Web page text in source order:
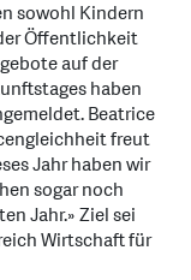
sowohl Kindern
Öffentlichkeit
auf der
haben
Beatrice
freut
Jahr haben wir
sogar noch
Jahr.» Ziel sei
Wirtschaft für